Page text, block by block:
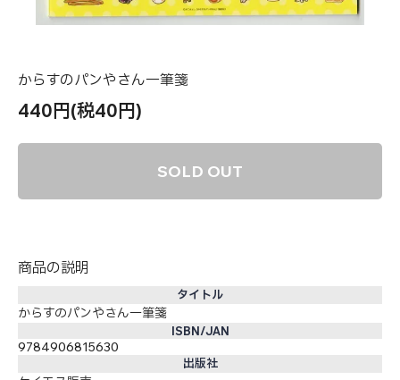
からすのパンやさん一筆箋
440円(税40円)
SOLD OUT
商品の説明
タイトル
からすのパンやさん一筆箋
ISBN/JAN
9784906815630
出版社